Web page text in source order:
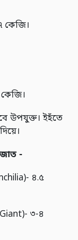
কেজি।
উপযুক্ত। ইহঁতে
-
৪.৫
৩-৪